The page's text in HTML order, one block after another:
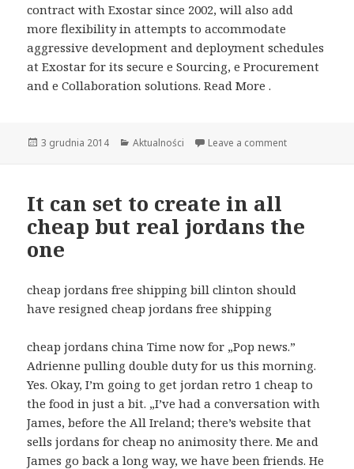
contract with Exostar since 2002, will also add
more flexibility in attempts to accommodate
aggressive development and deployment schedules
at Exostar for its secure e Sourcing, e Procurement
and e Collaboration solutions. Read More .
Opublikowano
3 grudnia 2014 Kategorie
Aktualności Leave a comment
It can set to create in all
cheap but real jordans the
one
cheap jordans free shipping bill clinton should
have resigned cheap jordans free shipping
cheap jordans china Time now for „Pop news.”
Adrienne pulling double duty for us this morning.
Yes. Okay, I’m going to get jordan retro 1 cheap to
the food in just a bit. „I’ve had a conversation with
James, before the All Ireland; there’s website that
sells jordans for cheap no animosity there. Me and
James go back a long way, we have been friends. He